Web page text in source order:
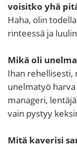
voisitko yhä
Haha, olin
rinteessä ja
Mikä oli
Ihan rehellisesti,
unelmatyö
manageri,
vain pystyy
Mitä kaverisi